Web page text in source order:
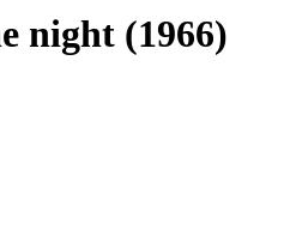
night (1966)